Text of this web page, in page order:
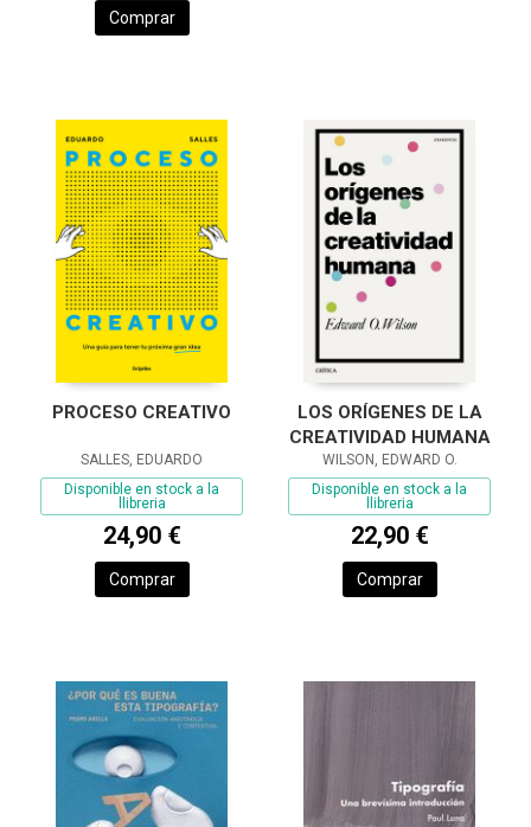
Comprar
PROCESO CREATIVO
SALLES, EDUARDO
Disponible en stock a la
llibreria
24,90 €
Comprar
LOS ORÍGENES DE LA
CREATIVIDAD HUMANA
WILSON, EDWARD O.
Disponible en stock a la
llibreria
22,90 €
Comprar